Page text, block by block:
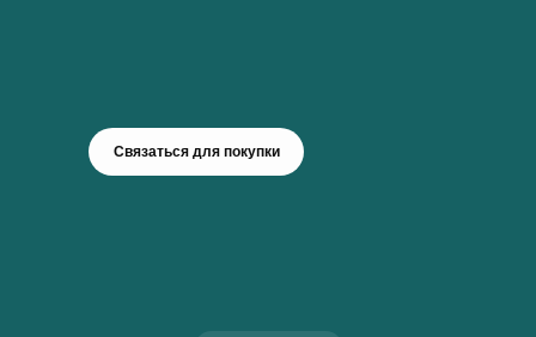
Связаться для покупки